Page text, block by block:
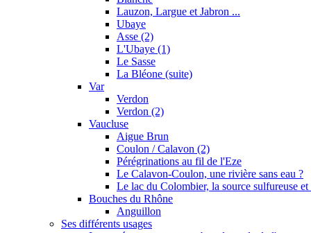
Lauzon, Largue et Jabron ...
Ubaye
Asse (2)
L'Ubaye (1)
Le Sasse
La Bléone (suite)
Var
Verdon
Verdon (2)
Vaucluse
Aigue Brun
Coulon / Calavon (2)
Pérégrinations au fil de l'Eze
Le Calavon-Coulon, une rivière sans eau ?
Le lac du Colombier, la source sulfureuse
Bouches du Rhône
Anguillon
Ses différents usages